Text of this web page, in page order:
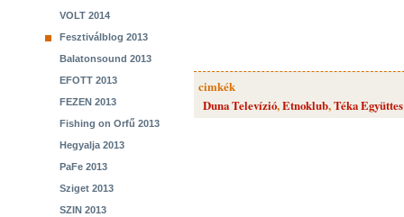
VOLT 2014
Fesztiválblog 2013
Balatonsound 2013
EFOTT 2013
FEZEN 2013
Fishing on Orfű 2013
Hegyalja 2013
PaFe 2013
Sziget 2013
SZIN 2013
cimkék
Duna Televízió,Etnoklub,Téka Együttes